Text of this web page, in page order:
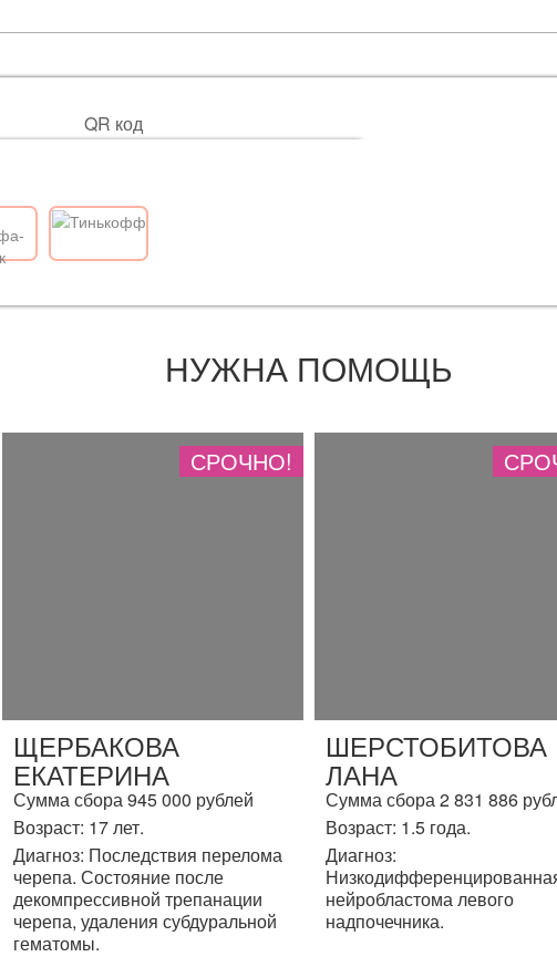
QR код
НУЖНА ПОМОЩЬ
СРОЧНО!
ЩЕРБАКОВА
ЕКАТЕРИНА
Сумма сбора 945 000 рублей
Возраст: 17 лет.
Диагноз: Последствия перелома
черепа. Состояние после
декомпрессивной трепанации
черепа, удаления субдуральной
гематомы.
ШЕРСТОБИТОВА
ЛАНА
Сумма сбора 2 831 886
Возраст: 1.5 года.
Диагноз:
нейробластома левого
надпочечника.